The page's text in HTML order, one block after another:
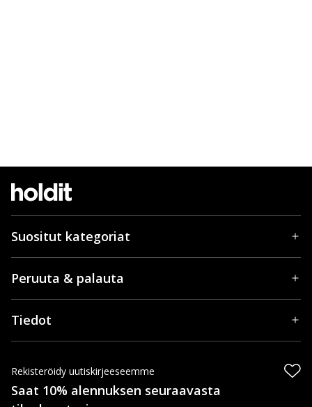
Suositut kategoriat
Peruuta & palauta
Tiedot
Rekisteröidy uutiskirjeeseemme
Saat 10% alennuksen seuraavasta